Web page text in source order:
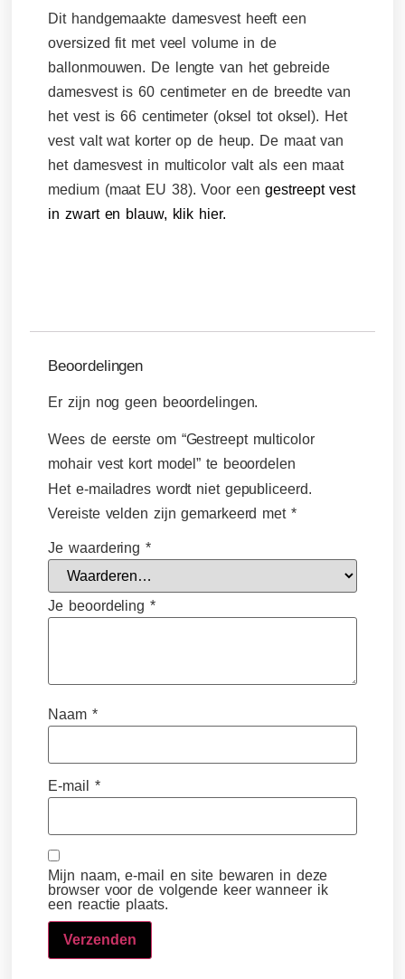
Dit handgemaakte damesvest heeft een
oversized fit met veel volume in de
ballonmouwen. De lengte van het gebreide
damesvest is 60 centimeter en de breedte van
het vest is 66 centimeter (oksel tot oksel). Het
vest valt wat korter op de heup. De maat van
het damesvest in multicolor valt als een maat
medium (maat EU 38). Voor eengestreept vest
in zwart en blauw, klik hier.
Beoordelingen
Er zijn nog geen beoordelingen.
Wees de eerste om “Gestreept multicolor
mohair vest kort model” te beoordelen
Het e-mailadres wordt niet gepubliceerd.
Vereiste velden zijn gemarkeerd met *
Je waardering*
Je beoordeling *
Naam *
E-mail *
Mijn naam, e-mail en site bewaren in deze
browser voor de volgende keer wanneer ik
een reactie plaats.